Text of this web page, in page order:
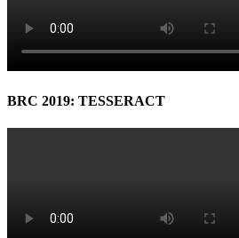
BRC 2019: TESSERACT